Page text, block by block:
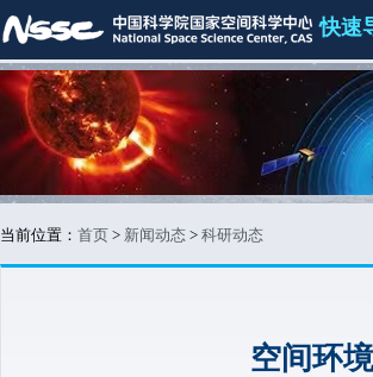
快速
当前位置： 首页 > 新闻动态 > 科研动态
空间环